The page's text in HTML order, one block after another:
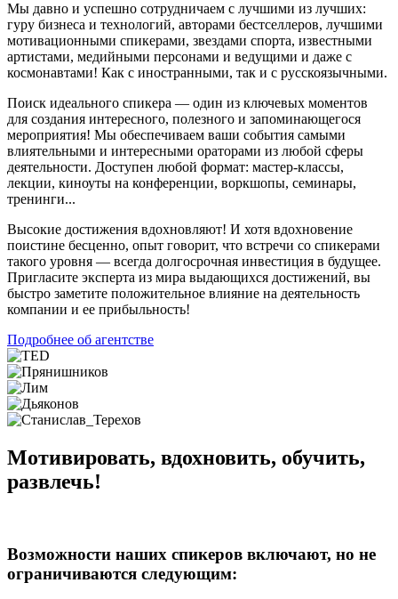
Мы давно и успешно сотрудничаем с лучшими из лучших:
гуру бизнеса и технологий, авторами бестселлеров, лучшими
мотивационными спикерами, звездами спорта, известными
артистами, медийными персонами и ведущими и даже с
космонавтами! Как с иностранными, так и с русскоязычными.
Поиск идеального спикера — один из ключевых моментов
для создания интересного, полезного и запоминающегося
мероприятия! Мы обеспечиваем ваши события самыми
влиятельными и интересными ораторами из любой сферы
деятельности. Доступен любой формат: мастер-классы,
лекции, киноуты на конференции, воркшопы, семинары,
тренинги...
Высокие достижения вдохновляют! И хотя вдохновение
поистине бесценно, опыт говорит, что встречи со спикерами
такого уровня — всегда долгосрочная инвестиция в будущее.
Пригласите эксперта из мира выдающихся достижений, вы
быстро заметите положительное влияние на деятельность
компании и ее прибыльность!
Подробнее об агентстве
Мотивировать, вдохновить, обучить,
развлечь!
Возможности наших спикеров включают, но не
ограничиваются следующим: